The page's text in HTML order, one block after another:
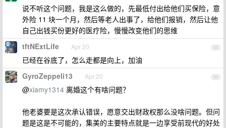
说不听这个问题，我是这么做的，先最低付出给他们买保险，意
外险 11 块一个月，然后等老人出事了，给他们报销，然后让他
自己出钱买份更好的医疗险，慢慢改变他们的思维
95
tftNExtLife Apr 20
已经在谷底了，怎么走都是向上，加油
96
GyroZeppeli13 Apr 20
@xiamy1314 离婚这个有啥问题？
他老婆要是这次承认错误，愿意交出财政权那么没啥问题。但问
题是这是不可能的，集美的主要特点就是一边享受前现代的好处